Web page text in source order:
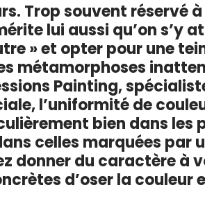
Trop souvent réservé
lui aussi qu’on s’y
» et opter pour une
métamorphoses
Painting,
l’uniformité de
bien dans les
celles marquées par
donner du caractère à
d’oser la couleur